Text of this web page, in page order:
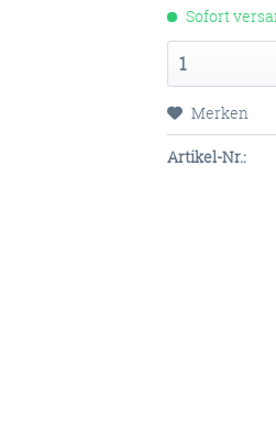
Sofort
Merken
Artikel-Nr.: